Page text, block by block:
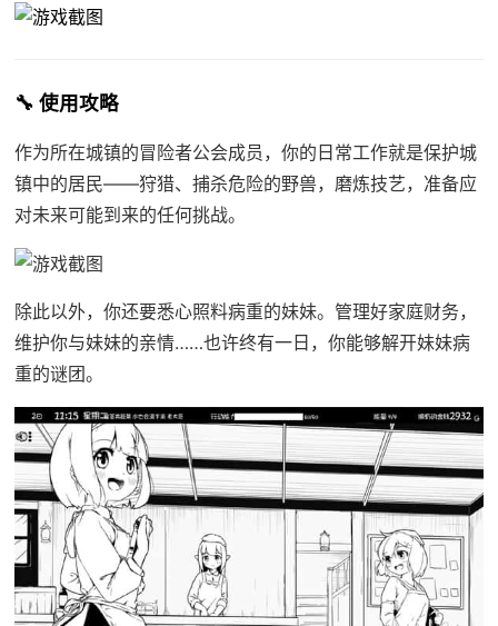
🔧 使用攻略
作为所在城镇的冒险者公会成员，你的日常工作就是保护城
镇中的居民——狩猎、捕杀危险的野兽，磨炼技艺，准备应
对未来可能到来的任何挑战。
除此以外，你还要悉心照料病重的妹妹。管理好家庭财务，
维护你与妹妹的亲情……也许终有一日，你能够解开妹妹病
重的谜团。